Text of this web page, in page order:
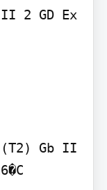
2 GD Ex
Gb II